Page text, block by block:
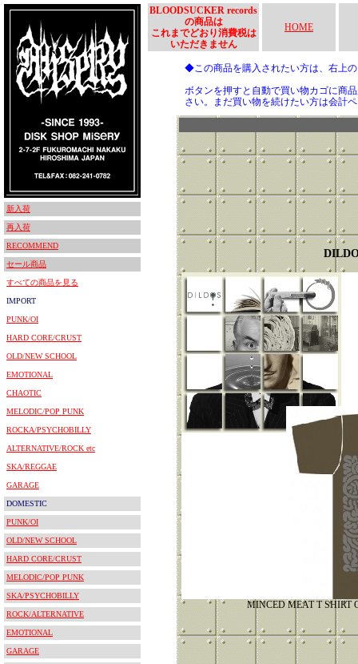
新入荷
再入荷
RECOMMEND
セール商品
すべての商品を見る
IMPORT
PUNK/OI
HARD CORE/CRUST
OLD/NEW SCHOOL
EMOTIONAL
CHAOTIC
MELODIC/POP PUNK
ROCKA/PSYCHOBILLY
ALTERNATIVE/ROCK etc
SKA/REGGAE
GARAGE
DOMESTIC
PUNK/OI
OLD/NEW SCHOOL
HARD CORE/CRUST
MELODIC/POP PUNK
SKA/PSYCHOBILLY
ROCK/ALTERNATIVE
EMOTIONAL
GARAGE
BLOODSUCKER records
の商品は
これまでどおり消費税は
いただきません
HOME
◆この商品を購入されたい方は、右上
ボタンを押すと自動で買い物カゴに商
さい。まだ買い物を続けたい方は会計
MINCED MEAT T SHIRT